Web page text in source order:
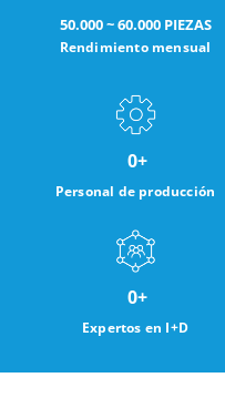
50.000 ~ 60.000 PIEZAS
Rendimiento mensual
Personal de producción
0+
Expertos en I+D
0+